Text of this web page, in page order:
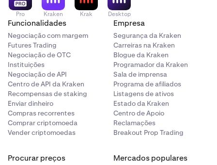
Pro Kraken Krak Desktop
Funcionalidades
Negociação com margem
Futures Trading
Negociação de OTC
Instituições
Negociação de API
Centro de API da Kraken
Recompensas de staking
Enviar dinheiro
Compras recorrentes
Comprar criptomoeda
Vender criptomoedas
Empresa
Segurança da Kraken
Carreiras na Kraken
Blogue da Kraken
Programador da Kraken
Sala de imprensa
Programa de afiliados
Listagens de ativos
Estado da Kraken
Centro de Apoio
Reclamações
Breakout Prop Trading
Procurar preços Mercados populares